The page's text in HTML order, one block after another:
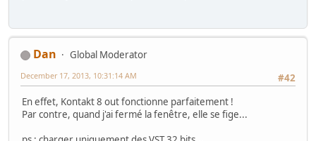
Dan
Global Moderator
#42
December 17, 2013, 10:31:14 AM
En effet, Kontakt 8 out fonctionne parfaitement !
Par contre, quand j'ai fermé la fenêtre, elle se fige...